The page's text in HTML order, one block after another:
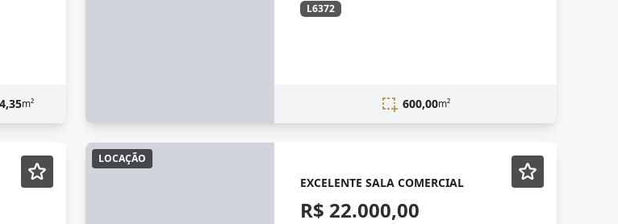
m²
L6372
600,00m²
LOCAÇÃO
EXCELENTE SALA COMERCIAL
R$ 22.000,00